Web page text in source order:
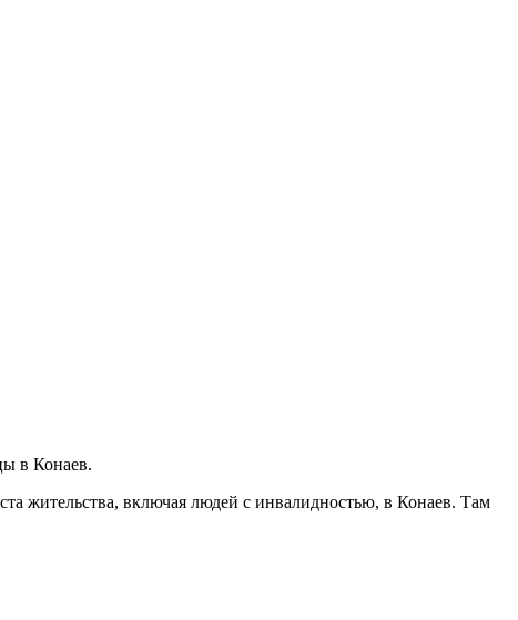
в Конаев.
жительства, включая людей с инвалидностью, в Конаев. Там